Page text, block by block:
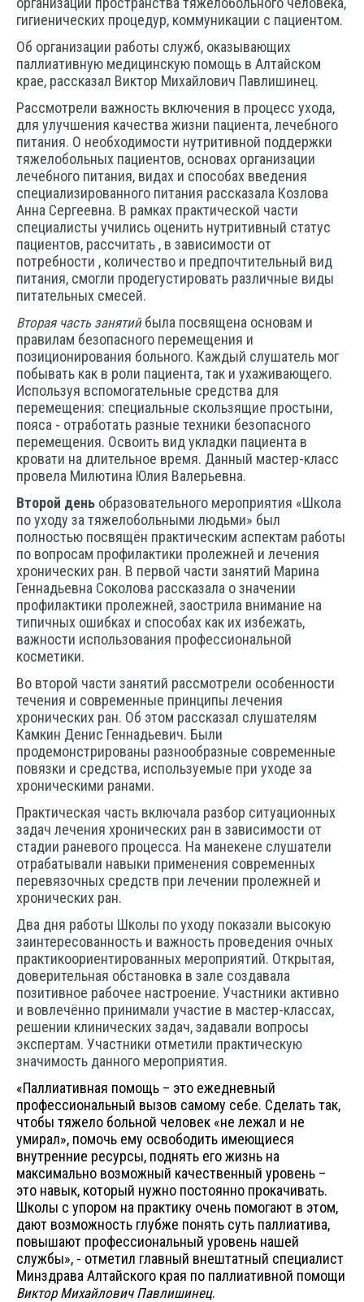
гигиенических процедур, коммуникации с пациентом.
Об организации работы служб, оказывающих
паллиативную медицинскую помощь в Алтайском
крае, рассказал Виктор Михайлович Павлишинец.
Рассмотрели важность включения в процесс ухода,
для улучшения качества жизни пациента, лечебного
питания. О необходимости нутритивной поддержки
тяжелобольных пациентов, основах организации
лечебного питания, видах и способах введения
специализированного питания рассказала Козлова
Анна Сергеевна. В рамках практической части
специалисты учились оценить нутритивный статус
пациентов, рассчитать , в зависимости от
потребности , количество и предпочтительный вид
питания, смогли продегустировать различные виды
питательных смесей.
Вторая часть занятий была посвящена основам и
правилам безопасного перемещения и
позиционирования больного. Каждый слушатель мог
побывать как в роли пациента, так и ухаживающего.
Используя вспомогательные средства для
перемещения: специальные скользящие простыни,
пояса - отработать разные техники безопасного
перемещения. Освоить вид укладки пациента в
кровати на длительное время. Данный мастер-класс
провела Милютина Юлия Валерьевна.
Второй день образовательного мероприятия «Школа
по уходу за тяжелобольными людьми» был
полностью посвящён практическим аспектам работы
по вопросам профилактики пролежней и лечения
хронических ран. В первой части занятий Марина
Геннадьевна Соколова рассказала о значении
профилактики пролежней, заострила внимание на
типичных ошибках и способах как их избежать,
важности использования профессиональной
косметики.
Во второй части занятий рассмотрели особенности
течения и современные принципы лечения
хронических ран. Об этом рассказал слушателям
Камкин Денис Геннадьевич. Были
продемонстрированы разнообразные современные
повязки и средства, используемые при уходе за
хроническими ранами.
Практическая часть включала разбор ситуационных
задач лечения хронических ран в зависимости от
стадии раневого процесса. На манекене слушатели
отрабатывали навыки применения современных
перевязочных средств при лечении пролежней и
хронических ран.
Два дня работы Школы по уходу показали высокую
заинтересованность и важность проведения очных
практикоориентированных мероприятий. Открытая,
доверительная обстановка в зале создавала
позитивное рабочее настроение. Участники активно
и вовлечённо принимали участие в мастер-классах,
решении клинических задач, задавали вопросы
экспертам. Участники отметили практическую
значимость данного мероприятия.
«Паллиативная помощь – это ежедневный
профессиональный вызов самому себе. Сделать так,
чтобы тяжело больной человек «не лежал и не
умирал», помочь ему освободить имеющиеся
внутренние ресурсы, поднять его жизнь на
максимально возможный качественный уровень –
это навык, который нужно постоянно прокачивать.
Школы с упором на практику очень помогают в этом,
дают возможность глубже понять суть паллиатива,
повышают профессиональный уровень нашей
службы», - отметил главный внештатный специалист
Минздрава Алтайского края по паллиативной помощи
Виктор Михайлович Павлишинец.